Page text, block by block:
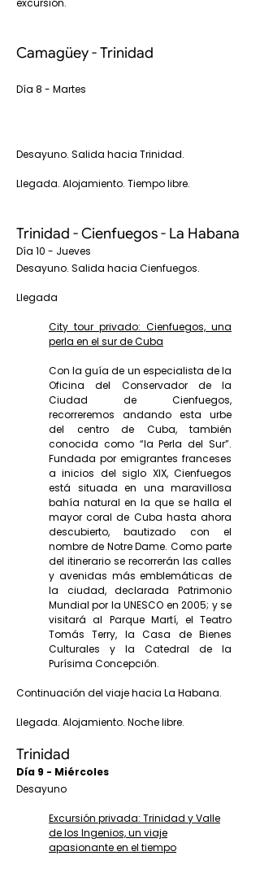
excursión.
Camagüey - Trinidad
Día 8 - Martes
Desayuno. Salida hacia Trinidad.
Llegada. Alojamiento. Tiempo libre.
Trinidad - Cienfuegos - La Habana
Día 10 - Jueves
Desayuno. Salida hacia Cienfuegos.
Llegada
City tour privado: Cienfuegos, una
perla en el sur de Cuba
Con la guía de un especialista de la
Oficina del Conservador de la
Ciudad de Cienfuegos,
recorreremos andando esta urbe
del centro de Cuba, también
conocida como “la Perla del Sur”.
Fundada por emigrantes franceses
a inicios del siglo XIX, Cienfuegos
está situada en una maravillosa
bahía natural en la que se halla el
mayor coral de Cuba hasta ahora
descubierto, bautizado con el
nombre de Notre Dame. Como parte
del itinerario se recorrerán las calles
y avenidas más emblemáticas de
la ciudad, declarada Patrimonio
Mundial por la UNESCO en 2005; y se
visitará al Parque Martí, el Teatro
Tomás Terry, la Casa de Bienes
Culturales y la Catedral de la
Purísima Concepción.
Continuación del viaje hacia La Habana.
Llegada. Alojamiento. Noche libre.
Trinidad
Día 9 - Miércoles
Desayuno
Excursión privada: Trinidad y Valle
de los Ingenios, un viaje
apasionante en el tiempo